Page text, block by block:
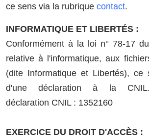
ce sens via la rubrique contact.
INFORMATIQUE ET LIBERTÉS :
Conformément à la loi n° 78-17
relative à l'informatique, aux
(dite Informatique et Libertés),
d'une déclaration à la
déclaration CNIL : 1352160
EXERCICE DU DROIT D'ACCÈS :